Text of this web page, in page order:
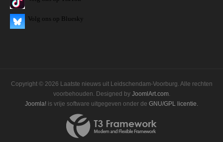
Volg ons op Bluesky
Copyright © 2026 Laatste nieuws uit Leidschendam-Voorburg. Alle rechten
voorbehouden. Designed by JoomlArt.com.
Joomla! is vrije software uitgegeven onder de GNU/GPL licentie.